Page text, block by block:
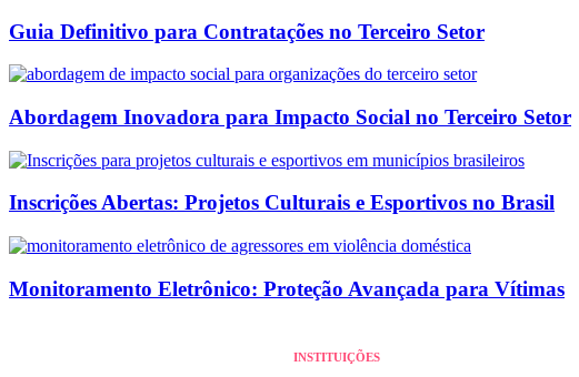
Guia Definitivo para Contratações no Terceiro Setor
Abordagem Inovadora para Impacto Social no Terceiro Setor
Inscrições Abertas: Projetos Culturais e Esportivos no Brasil
Monitoramento Eletrônico: Proteção Avançada para Vítimas
INSTITUIÇÕES